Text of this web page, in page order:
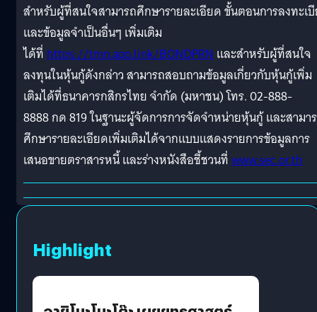
สำหรับผู้ที่สนใจสามารถศึกษารายละเอียด ขั้นตอนการลงทะเ
และข้อมูลจำเป็นอื่นๆ เพิ่มเติม
ได้ที่https://tmn.app.link/BONDPRNและสำหรับผู้ที่สนใจ
ลงทุนในหุ้นกู้ดังกล่าว สามารถสอบถามข้อมูลเกี่ยวกับหุ้นกู้เพิ่ม
เติมได้ที่ธนาคารกสิกรไทย จำกัด (มหาชน) โทร. 02-888-
8888 กด 819 ในฐานะผู้จัดการการจัดจำหน่ายหุ้นกู้ และสามา
ศึกษารายละเอียดเพิ่มเติมได้จากแบบแสดงรายการข้อมูลการ
เสนอขายตราสารหนี้ และร่างหนังสือชี้ชวนที่www.sec.or.th
Highlight